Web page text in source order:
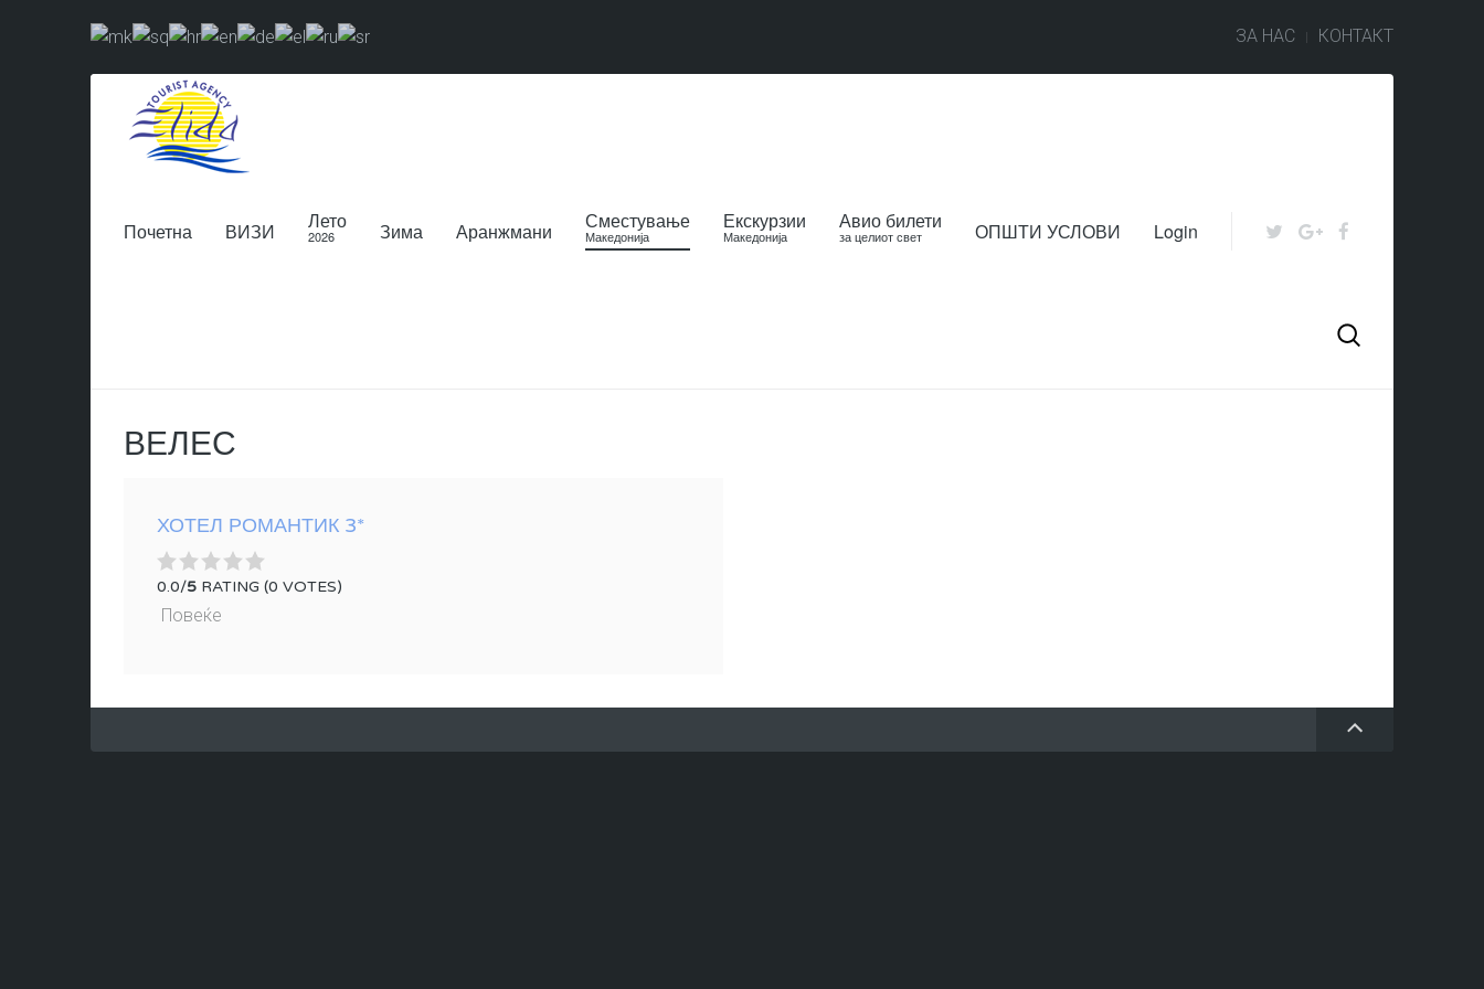
ЗА НАС КОНТАКТ
Почетна ВИЗИ Лето
2026 Зима Аранжмани Сместување
Македонија
Екскурзии
Македонија
Авио билети
за целиот свет ОПШТИ УСЛОВИ Login
ВЕЛЕС
ХОТЕЛ РОМАНТИК 3*
0.0/5 RATING (0 VOTES)
Повеќе